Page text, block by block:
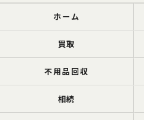
ホーム
買取
不用品回収
相続